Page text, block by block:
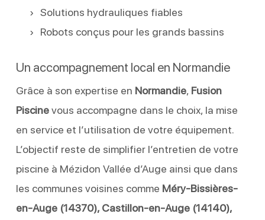
Solutions hydrauliques fiables
Robots conçus pour les grands bassins
Un accompagnement local en Normandie
Grâce à son expertise en Normandie, Fusion
Piscinevous accompagne dans le choix, la mise
en service et l’utilisation de votre équipement.
L’objectif reste de simplifier l’entretien de votre
piscine à Mézidon Vallée d’Auge ainsi que dans
les communes voisines comme Méry-Bissières-
en-Auge (14370), Castillon-en-Auge (14140),